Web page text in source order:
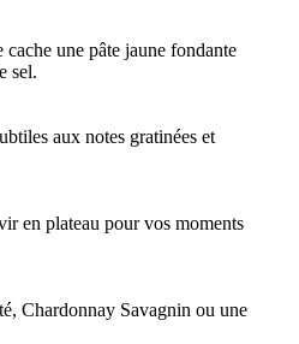
cache une pâte jaune fondante
sel.
aux notes gratinées et
en plateau pour vos moments
Chardonnay Savagnin ou une